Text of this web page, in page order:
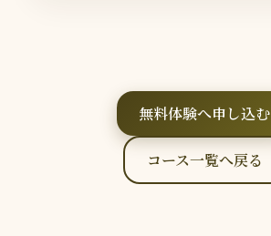
無料体験へ申し込む
コース一覧へ戻る